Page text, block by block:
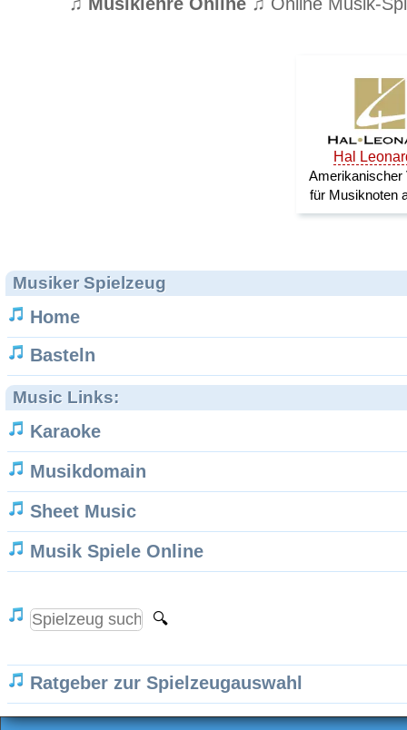
Musiker Spielzeug
Home
Basteln
Music Links:
Karaoke
Musikdomain
Sheet Music
Musik Spiele Online
Ratgeber zur Spielzeugauswahl